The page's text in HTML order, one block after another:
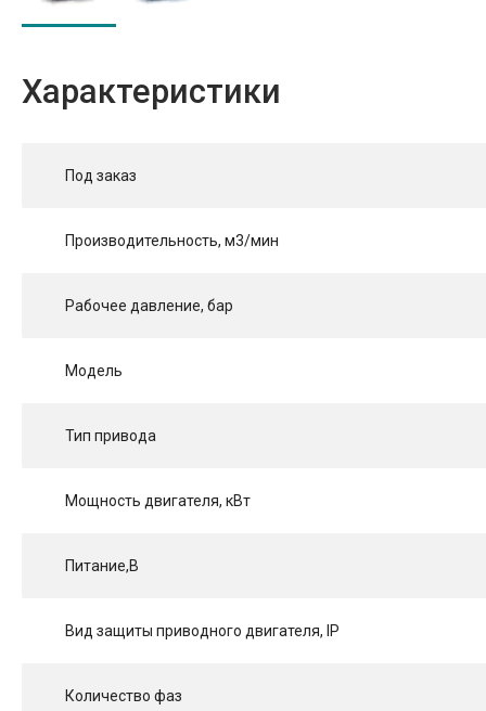
Характеристики
Под заказ
Производительность, м3/мин
Рабочее давление, бар
Модель
Тип привода
Мощность двигателя, кВт
Питание,В
Вид защиты приводного двигателя, IP
Количество фаз